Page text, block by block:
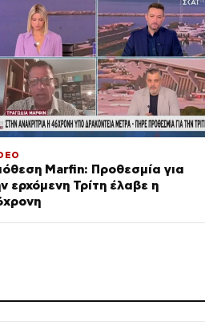
Marfin: Προθεσμία για
ερχόμενη Τρίτη έλαβε η